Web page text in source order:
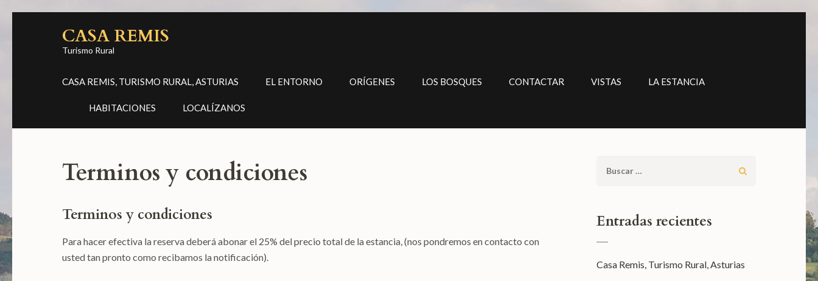
CASA REMIS
Turismo Rural
CASA REMIS, TURISMO RURAL, ASTURIAS EL ENTORNO ORÍGENES LOS BOSQUES CONTACTAR VISTAS LA ESTANCIA
HABITACIONES LOCALÍZANOS
Terminos y condiciones
Terminos y condiciones
Para hacer efectiva la reserva deberá abonar el 25% del precio total de la estancia, (nos pondremos en contacto con
usted tan pronto como recibamos la notificación).
Buscar:
Entradas recientes
Casa Remis, Turismo Rural, Asturias